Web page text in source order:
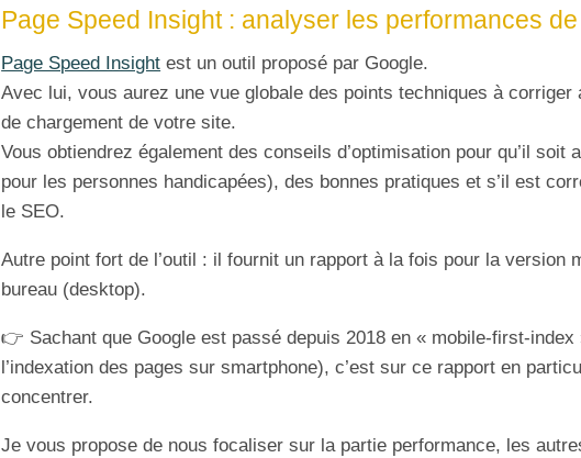
Page Speed Insight : analyser les performances
Page Speed Insight est un outil proposé par Google.
Avec lui, vous aurez une vue globale des points techniques à corriger
de chargement de votre site.
Vous obtiendrez également des conseils d’optimisation pour qu’il soit
pour les personnes handicapées), des bonnes pratiques et s’il est
le SEO.
Autre point fort de l’outil : il fournit un rapport à la fois pour la version
bureau (desktop).
👉 Sachant que Google est passé depuis 2018 en « mobile-first-index
l’indexation des pages sur smartphone), c’est sur ce rapport en
concentrer.
Je vous propose de nous focaliser sur la partie performance, les